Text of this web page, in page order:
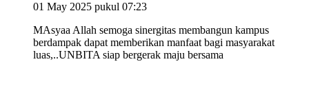
01 May 2025 pukul 07:23
MAsyaa Allah semoga sinergitas membangun kampus
berdampak dapat memberikan manfaat bagi masyarakat
luas,..UNBITA siap bergerak maju bersama